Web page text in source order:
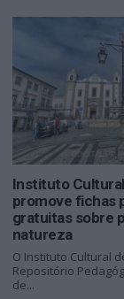
Instituto
promove fichas
gratuitas sobre
natureza
O Instituto Cultural
Repositório
de...